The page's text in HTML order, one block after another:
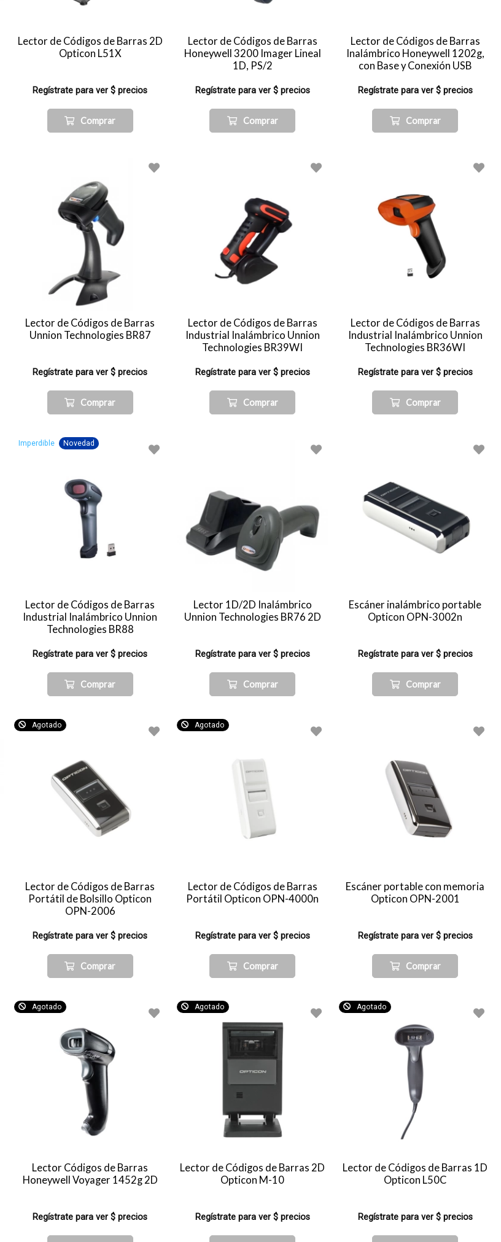
Lector de Códigos de Barras 2D
Opticon L51X
Regístrate para ver $ precios
Comprar
Lector de Códigos de Barras
Honeywell 3200 Imager Lineal
1D, PS/2
Regístrate para ver $ precios
Comprar
Lector de Códigos de Barras
Inalámbrico Honeywell 1202g,
con Base y Conexión USB
Regístrate para ver $ precios
Comprar
Lector de Códigos de Barras
Unnion Technologies BR87
Regístrate para ver $ precios
Comprar
Lector de Códigos de Barras
Industrial Inalámbrico Unnion
Technologies BR39WI
Regístrate para ver $ precios
Comprar
Lector de Códigos de Barras
Industrial Inalámbrico Unnion
Technologies BR36WI
Regístrate para ver $ precios
Comprar
Imperdible Novedad
Lector de Códigos de Barras
Industrial Inalámbrico Unnion
Technologies BR88
Regístrate para ver $ precios
Comprar
Lector 1D/2D Inalámbrico
Unnion Technologies BR76 2D
Regístrate para ver $ precios
Comprar
Escáner inalámbrico portable
Opticon OPN-3002n
Regístrate para ver $ precios
Comprar
Agotado
Lector de Códigos de Barras
Portátil de Bolsillo Opticon
OPN-2006
Regístrate para ver $ precios
Comprar
Agotado
Lector de Códigos de Barras
Portátil Opticon OPN-4000n
Regístrate para ver $ precios
Comprar
Escáner portable con memoria
Opticon OPN-2001
Regístrate para ver $ precios
Comprar
Agotado
Lector Códigos de Barras
Honeywell Voyager 1452g 2D
Regístrate para ver $ precios
Agotado
Lector de Códigos de Barras 2D
Opticon M-10
Regístrate para ver $ precios
Agotado
Lector de Códigos de Barras 1D
Opticon L50C
Regístrate para ver $ precios